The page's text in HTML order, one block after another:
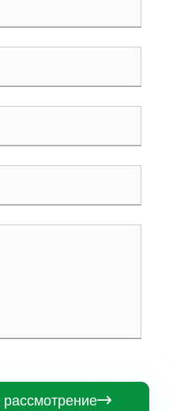
рассмотрение